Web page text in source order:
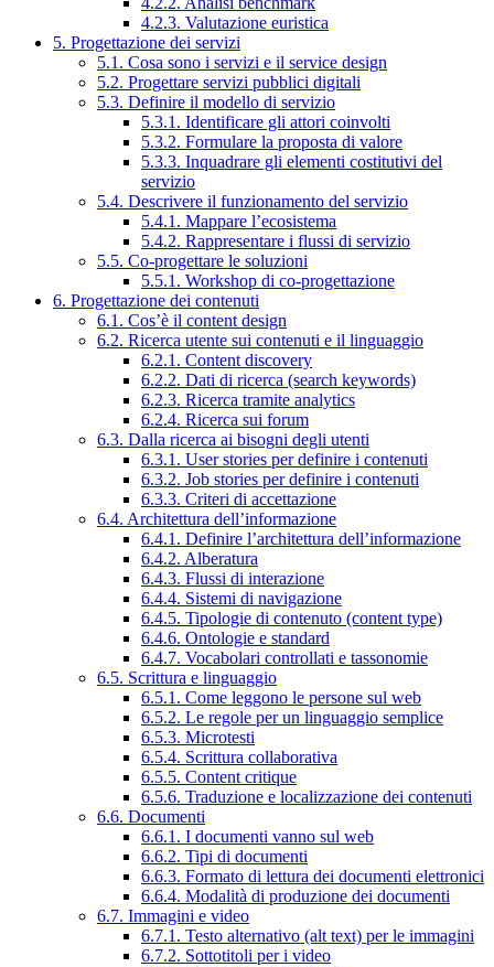
4.2.3. Valutazione euristica
5. Progettazione dei servizi
5.1. Cosa sono i servizi e il service design
5.2. Progettare servizi pubblici digitali
5.3. Definire il modello di servizio
5.3.1. Identificare gli attori coinvolti
5.3.2. Formulare la proposta di valore
5.3.3. Inquadrare gli elementi costitutivi del
servizio
5.4. Descrivere il funzionamento del servizio
5.4.1. Mappare l’ecosistema
5.4.2. Rappresentare i flussi di servizio
5.5. Co-progettare le soluzioni
5.5.1. Workshop di co-progettazione
6. Progettazione dei contenuti
6.1. Cos’è il content design
6.2. Ricerca utente sui contenuti e il linguaggio
6.2.1. Content discovery
6.2.2. Dati di ricerca (search keywords)
6.2.3. Ricerca tramite analytics
6.2.4. Ricerca sui forum
6.3. Dalla ricerca ai bisogni degli utenti
6.3.1. User stories per definire i contenuti
6.3.2. Job stories per definire i contenuti
6.3.3. Criteri di accettazione
6.4. Architettura dell’informazione
6.4.1. Definire l’architettura dell’informazione
6.4.2. Alberatura
6.4.3. Flussi di interazione
6.4.4. Sistemi di navigazione
6.4.5. Tipologie di contenuto (content type)
6.4.6. Ontologie e standard
6.4.7. Vocabolari controllati e tassonomie
6.5. Scrittura e linguaggio
6.5.1. Come leggono le persone sul web
6.5.2. Le regole per un linguaggio semplice
6.5.3. Microtesti
6.5.4. Scrittura collaborativa
6.5.5. Content critique
6.5.6. Traduzione e localizzazione dei contenuti
6.6. Documenti
6.6.1. I documenti vanno sul web
6.6.2. Tipi di documenti
6.6.3. Formato di lettura dei documenti elettronici
6.6.4. Modalità di produzione dei documenti
6.7. Immagini e video
6.7.1. Testo alternativo (alt text) per le immagini
6.7.2. Sottotitoli per i video